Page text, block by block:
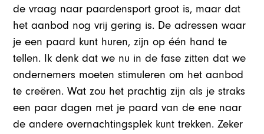
de vraag naar paardensport groot is, maar dat
het aanbod nog vrij gering is. De adressen waar
je een paard kunt huren, zijn op één hand te
tellen. Ik denk dat we nu in de fase zitten dat we
ondernemers moeten stimuleren om het aanbod
te creëren. Wat zou het prachtig zijn als je straks
een paar dagen met je paard van de ene naar
de andere overnachtingsplek kunt trekken. Zeker